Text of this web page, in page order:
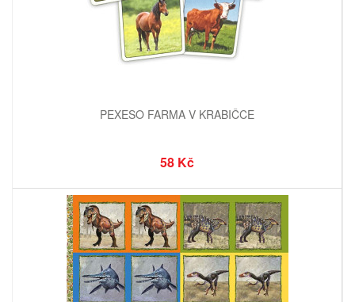
PEXESO FARMA V KRABIČCE
58 Kč